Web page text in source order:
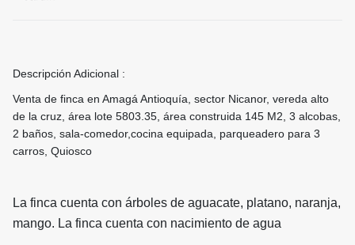
Descripción Adicional :
Venta de finca en Amagá Antioquía, sector Nicanor, vereda alto
de la cruz, área lote 5803.35, área construida 145 M2, 3 alcobas,
2 baños, sala-comedor,cocina equipada, parqueadero para 3
carros, Quiosco
La finca cuenta con árboles de aguacate, platano, naranja,
mango. La finca cuenta con nacimiento de agua